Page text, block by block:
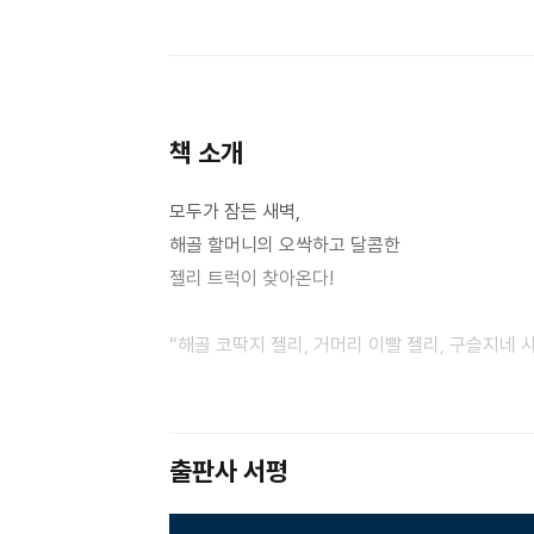
책 소개
모두가 잠든 새벽
해골 할머니의 오싹하고 달콤한
젤리 트럭이 찾아온다!
“해골 코딱지 젤리 거머리 이빨 젤리 구슬지네
달콤한 젤리는 정말정말 좋아하지만,이 닦는 건
출판사 서평